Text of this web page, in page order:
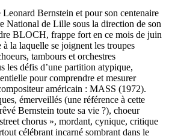
Bernstein et pour son centenaire
National de Lille sous la direction de son
BLOCH, frappe fort en ce mois de juin
la laquelle se joignent les troupes
tambours et orchestres
les défis d’une partition atypique,
pour comprendre et mesurer
américain : MASS (1972).
émerveillés (une référence à cette
Bernstein toute sa vie ?), choeur
chorus », mordant, cynique, critique
célébrant incarné sombrant dans le